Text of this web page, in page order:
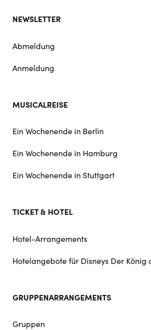
NEWSLETTER
Abmeldung
Anmeldung
MUSICALREISE
Ein Wochenende in Berlin
Ein Wochenende in Hamburg
Ein Wochenende in Stuttgart
TICKET & HOTEL
Hotel-Arrangements
Hotelangebote für Disneys Der König
GRUPPENARRANGEMENTS
Gruppen